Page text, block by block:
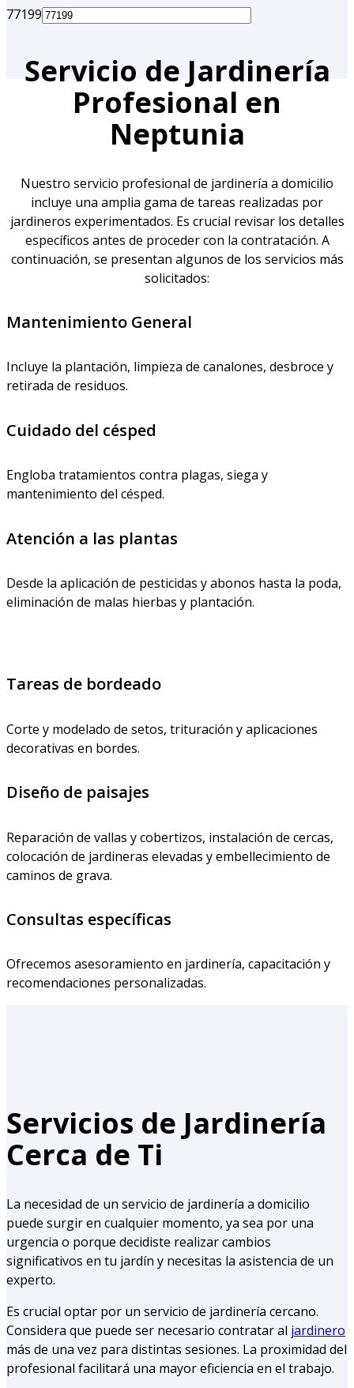
77199
Servicio de Jardinería
Profesional en
Neptunia
Nuestro servicio profesional de jardinería a domicilio
incluye una amplia gama de tareas realizadas por
jardineros experimentados. Es crucial revisar los detalles
específicos antes de proceder con la contratación. A
continuación, se presentan algunos de los servicios más
solicitados:
Mantenimiento General
Incluye la plantación, limpieza de canalones, desbroce y
retirada de residuos.
Cuidado del césped
Engloba tratamientos contra plagas, siega y
mantenimiento del césped.
Atención a las plantas
Desde la aplicación de pesticidas y abonos hasta la poda,
eliminación de malas hierbas y plantación.
Tareas de bordeado
Corte y modelado de setos, trituración y aplicaciones
decorativas en bordes.
Diseño de paisajes
Reparación de vallas y cobertizos, instalación de cercas,
colocación de jardineras elevadas y embellecimiento de
caminos de grava.
Consultas específicas
Ofrecemos asesoramiento en jardinería, capacitación y
recomendaciones personalizadas.
Servicios de Jardinería
Cerca de Ti
La necesidad de un servicio de jardinería a domicilio
puede surgir en cualquier momento, ya sea por una
urgencia o porque decidiste realizar cambios
significativos en tu jardín y necesitas la asistencia de un
experto.
Es crucial optar por un servicio de jardinería cercano.
Considera que puede ser necesario contratar al jardinero
más de una vez para distintas sesiones. La proximidad del
profesional facilitará una mayor eficiencia en el trabajo.